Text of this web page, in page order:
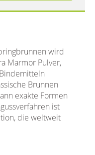
wird
Marmor Pulver,
Brunnen
exakte Formen
ist
die weltweit